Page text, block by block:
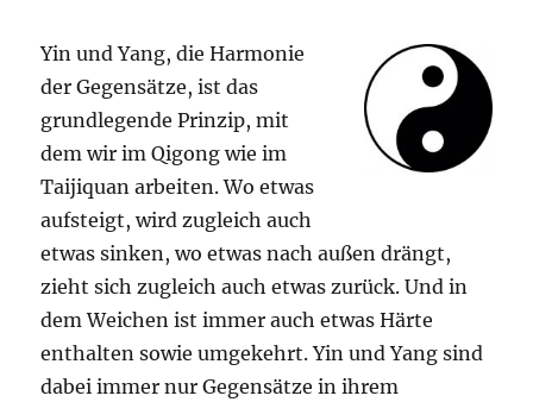
Yin und Yang, die Harmonie
der Gegensätze, ist das
grundlegende Prinzip, mit
dem wir im Qigong wie im
Taijiquan arbeiten. Wo etwas
aufsteigt, wird zugleich auch
etwas sinken, wo etwas nach außen drängt,
zieht sich zugleich auch etwas zurück. Und in
dem Weichen ist immer auch etwas Härte
enthalten sowie umgekehrt. Yin und Yang sind
dabei immer nur Gegensätze in ihrem